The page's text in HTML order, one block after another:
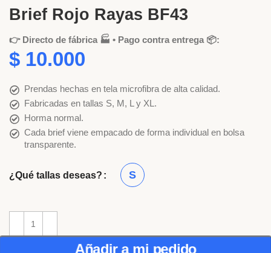
Brief Rojo Rayas BF43
👉 Directo de fábrica 🏭 • Pago contra entrega 📦:
$ 10.000
Prendas hechas en tela microfibra de alta calidad.
Fabricadas en tallas S, M, L y XL.
Horma normal.
Cada brief viene empacado de forma individual en bolsa
transparente.
¿Qué tallas deseas? S
Añadir a mi pedido